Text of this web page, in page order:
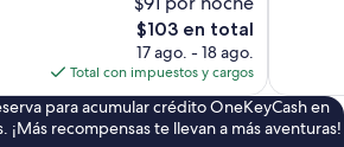
El
precio
actual
es
de
$103
$103 en total
17 ago. - 18 ago.
Total con impuestos y cargos
para acumular crédito OneKeyCash en
¡Más recompensas te llevan a más aventuras!